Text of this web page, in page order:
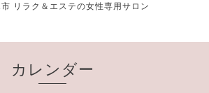
リラク＆エステの女性専用サロン
カレンダー